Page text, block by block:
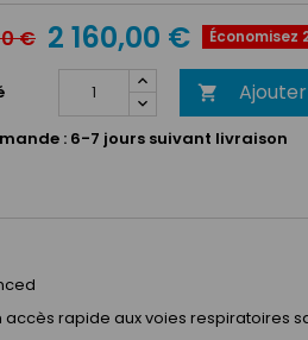
€ 2 160,00 € Économisez

: 6-7 jours suivant livraison
rapide aux voies respiratoires